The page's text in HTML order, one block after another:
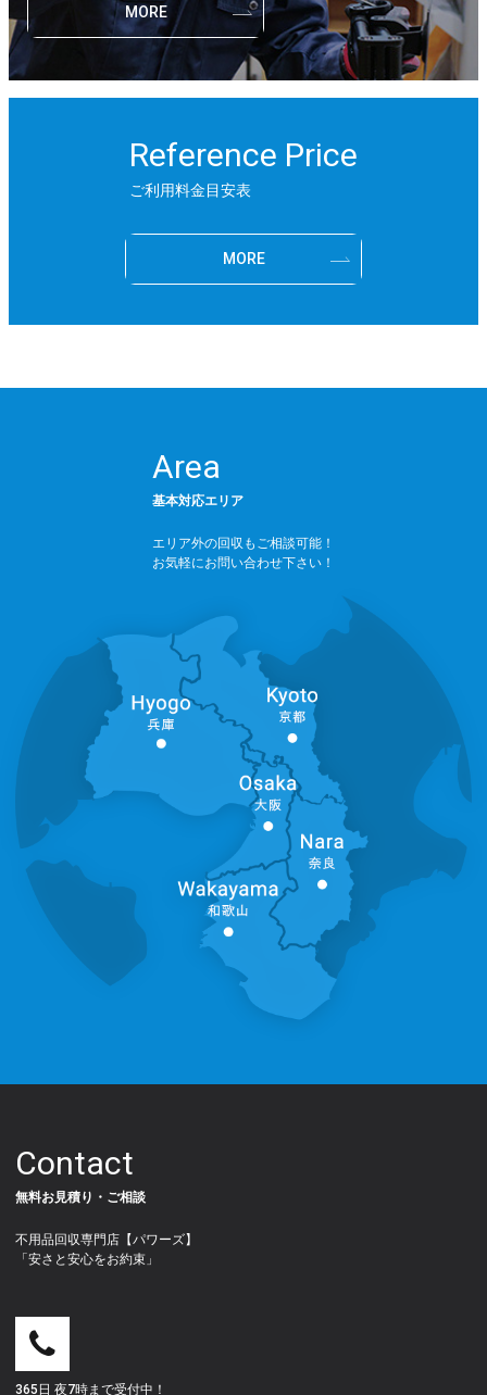
MORE
Reference Price
ご利用料金目安表
MORE
Area
基本対応エリア
エリア外の回収もご相談可能！
お気軽にお問い合わせ下さい！
Contact
無料お見積り・ご相談
不用品回収専門店【パワーズ】
「安さと安心をお約束」
365日 夜7時まで受付中！